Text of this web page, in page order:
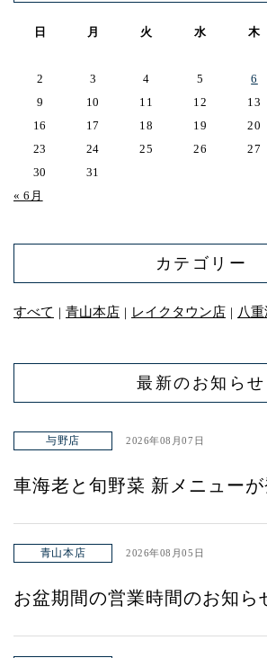
日 月 火 水 木
« 6月
2
3 4 5 6
9
10 11 12 13
16
17 18 19 20
23
24 25 26 27
30
31
カテゴリー
すべて ｜ 青山本店 ｜ レイクタウン店 ｜ 八
最新のお知らせ
与野店 2026年08月07日
車海老と旬野菜 新メニューが
青山本店 2026年08月05日
お盆期間の営業時間のお知ら